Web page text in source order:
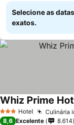
Selecione as
exatos.
3 EstrelasHotel Culinária
Whiz Prime
8,6 Excelente 8.614